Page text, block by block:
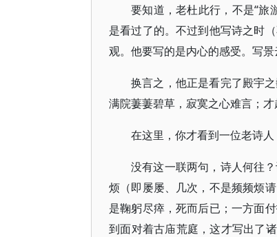
要知道，老杜此行，不是“旅
是看过了的。不过到他写诗之时
观。他要写的是内心的感受。写
换言之，他正是看完了殿宇
满院萋萋碧草，寂寞之心难言；
在这里，你才看到一位老诗
没有这一联两句，诗人何往
烦（即屡屡、几次，不是频频烦
是鞠躬尽瘁，死而后已；一方面
到面对着古庙荒庭，这才写出了